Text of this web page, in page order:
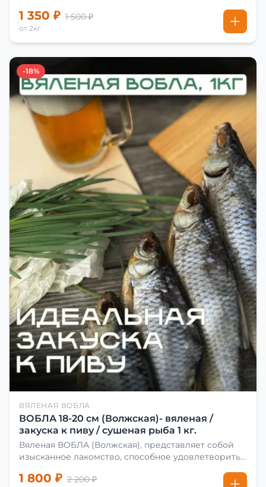
1 350 ₽ 1 500 ₽
от 2кг
-18%
ВЯЛЕНАЯ ВОБЛА
ВОБЛА 18-20 см (Волжская)- вяленая /
закуска к пиву / сушеная рыба 1 кг.
Вяленая ВОБЛА (Волжская), представляет собой
изысканное лакомство, способное удовлетворить
сделать вяленую воблу, её сначала хорошо солят.
1 800 ₽ 2 200 ₽